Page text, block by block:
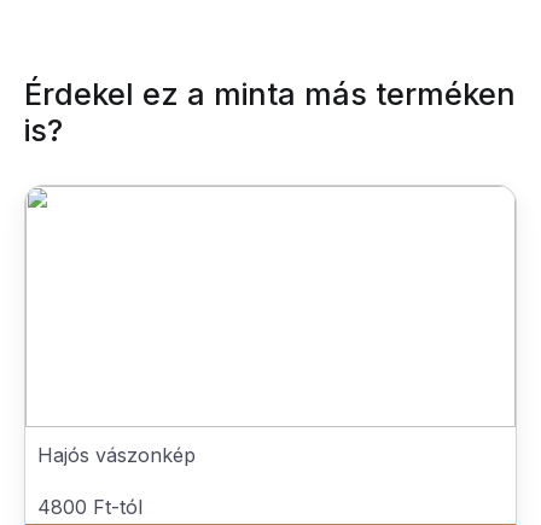
Érdekel ez a minta más terméken
is?
Hajós vászonkép
4800 Ft-tól